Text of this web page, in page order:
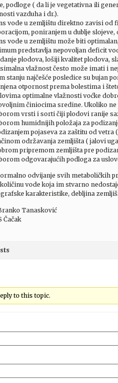
podloge ( da li je vegetativna ili
vazduha i dr.).
vode u zemljištu direktno zavisi od
poniranjem u dublje
vode u zemljištu može biti
predstavlja nepovoljan deficit
plodova, lošiji kvalitet plodova,
vlažnost često može imati i
stanju najčešće posledice su bujan
otpornost prema bolestima i
optimalne vlažnosti voćke
činiocima sredine. Ukoliko ne
vrsti i sorti čiji plodovi ranije
humidnijih položaja za
pojaseva za zaštitu od vetra
održavanja zemljišta ( jalovi
pripremom zemljišta pre
odgovarajućih podloga za
odvijanje svih metaboličkih
vode koja im stvarno
karakteristike, debljina
Tanasković
Čačak
to this topic.